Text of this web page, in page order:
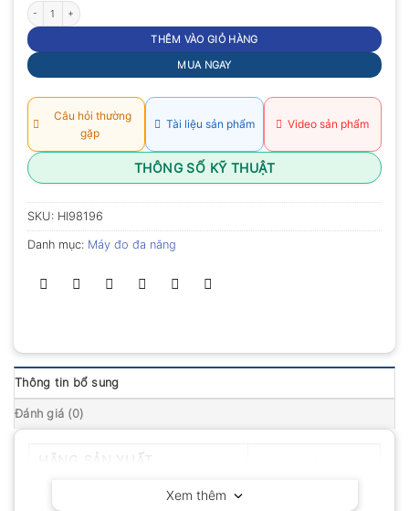
Máy đo đa thông số Hanna HI98196 số lượng
THÊM VÀO GIỎ HÀNG
MUA NGAY
Câu hỏi thường
gặp
Tài liệu sản phẩm Video sản phẩm
THÔNG SỐ KỸ THUẬT
SKU: HI98196
Danh mục: Máy đo đa năng
Thông tin bổ sung
Đánh giá (0)
Xem thêm